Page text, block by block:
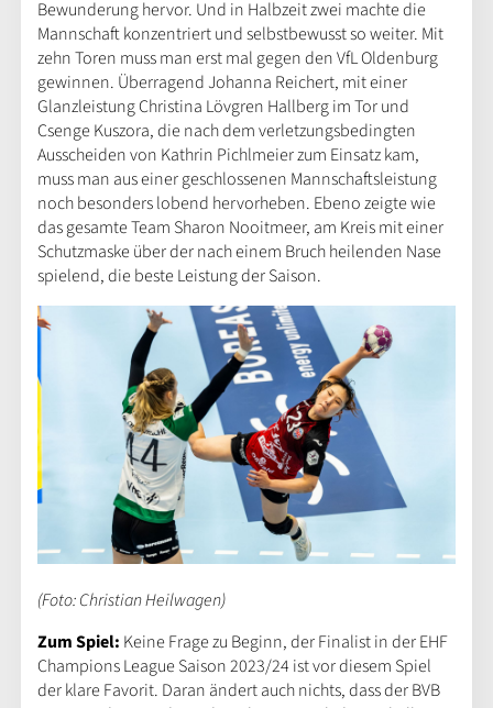
Bewunderung hervor. Und in Halbzeit zwei machte die
Mannschaft konzentriert und selbstbewusst so weiter. Mit
zehn Toren muss man erst mal gegen den VfL Oldenburg
gewinnen. Überragend Johanna Reichert, mit einer
Glanzleistung Christina Lövgren Hallberg im Tor und
Csenge Kuszora, die nach dem verletzungsbedingten
Ausscheiden von Kathrin Pichlmeier zum Einsatz kam,
muss man aus einer geschlossenen Mannschaftsleistung
noch besonders lobend hervorheben. Ebeno zeigte wie
das gesamte Team Sharon Nooitmeer, am Kreis mit einer
Schutzmaske über der nach einem Bruch heilenden Nase
spielend, die beste Leistung der Saison.
(Foto: Christian Heilwagen)
Zum Spiel: Keine Frage zu Beginn, der Finalist in der EHF
Champions League Saison 2023/24 ist vor diesem Spiel
der klare Favorit. Daran ändert auch nichts, dass der BVB